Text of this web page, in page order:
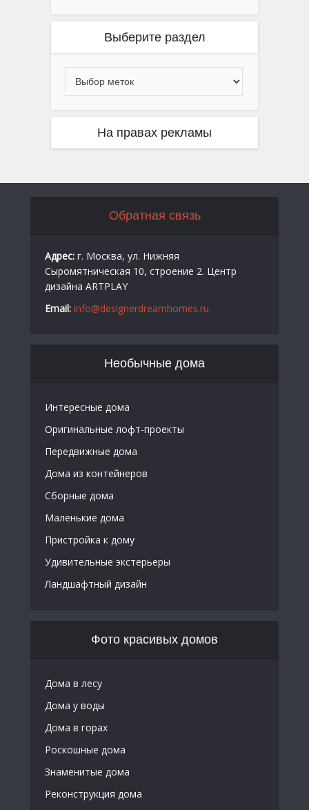
Выберите раздел
На правах рекламы
Обратная связь
Адрес: г. Москва, ул. Нижняя
Сыромятническая 10, строение 2. Центр
дизайна ARTPLAY
Email: info@designerdreamhomes.ru
Необычные дома
Интересные дома
Оригинальные лофт-проекты
Передвижные дома
Дома из контейнеров
Сборные дома
Маленькие дома
Пристройка к дому
Удивительные экстерьеры
Ландшафтный дизайн
Фото красивых домов
Дома в лесу
Дома у воды
Дома в горах
Роскошные дома
Знаменитые дома
Реконструкция дома